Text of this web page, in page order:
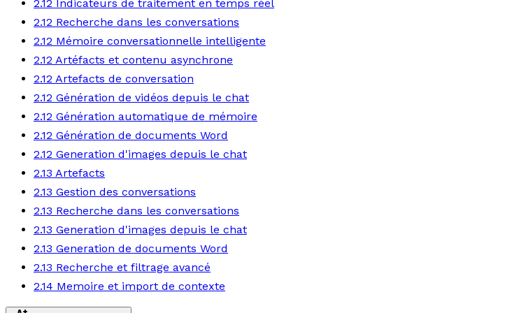
2.12 Indicateurs de traitement en temps réel
2.12 Recherche dans les conversations
2.12 Mémoire conversationnelle intelligente
2.12 Artéfacts et contenu asynchrone
2.12 Artefacts de conversation
2.12 Génération de vidéos depuis le chat
2.12 Génération automatique de mémoire
2.12 Génération de documents Word
2.12 Generation d'images depuis le chat
2.13 Artefacts
2.13 Gestion des conversations
2.13 Recherche dans les conversations
2.13 Generation d'images depuis le chat
2.13 Generation de documents Word
2.13 Recherche et filtrage avancé
2.14 Memoire et import de contexte